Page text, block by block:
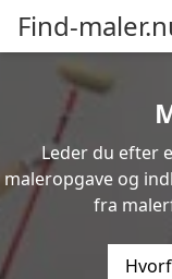
Find-
Leder du efter
maleropgave og
fra